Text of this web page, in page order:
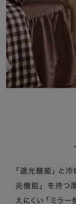
の時も安心です
【明るい昼間、外か
～光の反射によりプ
外の光がカーテンに
ラー機能
外が明るい昼間に効
お部屋を外から見え
【家の中でも UVカ
家の中にいても、窓
特に家では肌も無防
ーテンがオススメ！
UVカット率も要チェ